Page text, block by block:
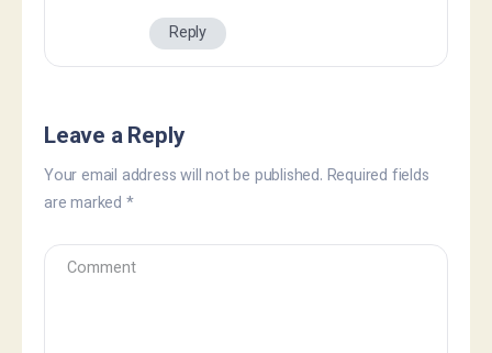
Reply
Leave a Reply
Your email address will not be published. Required fields
are marked *